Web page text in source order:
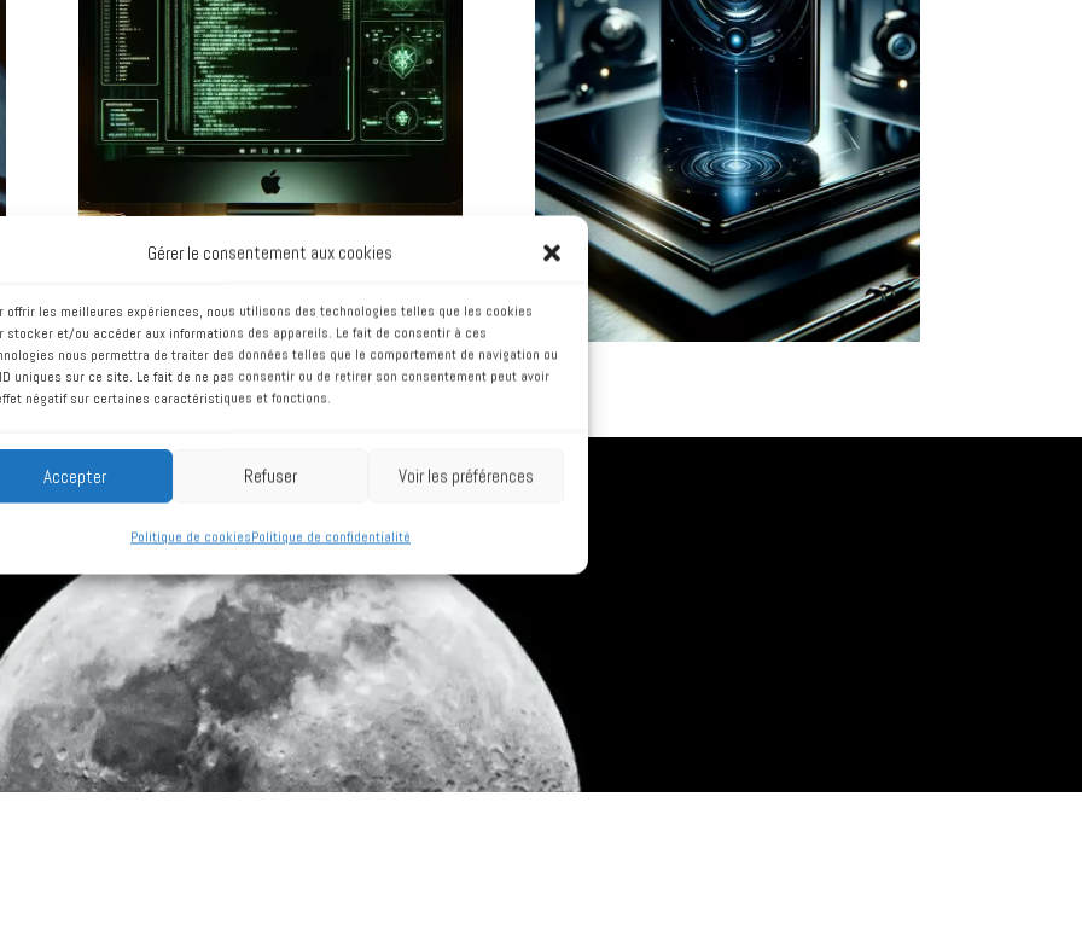
Gérer le consentement aux cookies
offrir les meilleures expériences, nous utilisons des technologies telles que les cookies
stocker et/ou accéder aux informations des appareils. Le fait de consentir à ces
nous permettra de traiter des données telles que le comportement de navigation ou
uniques sur ce site. Le fait de ne pas consentir ou de retirer son consentement peut avoir
négatif sur certaines caractéristiques et fonctions.
Accepter Refuser Voir les préférences
Politique de cookiesPolitique de confidentialité
web
Votre image de marque pourrait
souffrir d'une attaque et d'une
dégradation de vos services en
ligne. Faites appel à des
spécialistes de la cybersécurité
digitales
La technologie actuelle est
capable de répondre à de
nombreux besoins. Encore faut-il
la maîtriser. Nous vous
apportons toutes nos
compétences pour en faire un
allier.